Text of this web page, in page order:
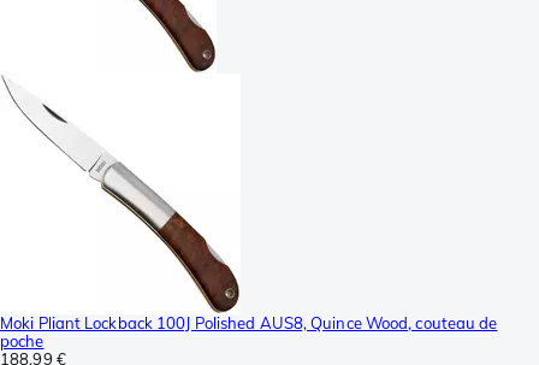
Moki Pliant Lockback 100J Polished AUS8, Quince Wood, couteau de
poche
188,99 €